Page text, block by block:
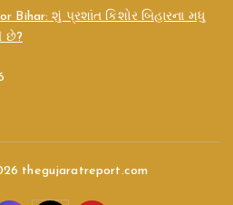
Bihar: શું પ્રશાંત કિશોર બિહારના મધુ
છે?
thegujaratreport.com